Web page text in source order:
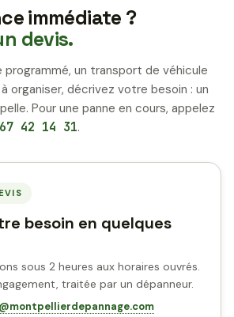
immédiate ?
devis.
programmé, un transport de véhicule
organiser, décrivez votre besoin : un
Pour une panne en cours, appelez
42 14 31.
besoin en quelques
sous 2 heures aux horaires ouvrés.
traitée par un dépanneur.